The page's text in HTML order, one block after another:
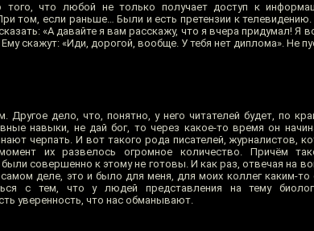
что любой не только получает доступ к
том, если раньше… Были и есть претензии к
«А давайте я вам расскажу, что я вчера придумал! Я
скажут: «Иди, дорогой, вообще. У тебя нет диплома». Не
Другое дело, что, понятно, у него читателей будет, по
навыки, не дай бог, то через какое-то время он
черпать. И вот такого рода писателей, журналистов,
их развелось огромное количество. Причём
совершенно к этому не готовы. И как раз, отвечая на
деле, это и было для меня, для моих коллег каким-то
с тем, что у людей представления на тему
уверенность, что нас обманывают.